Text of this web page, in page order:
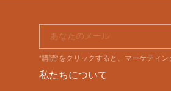
あなたのメール
"購読"をクリックすると、マーケティ
私たちについて